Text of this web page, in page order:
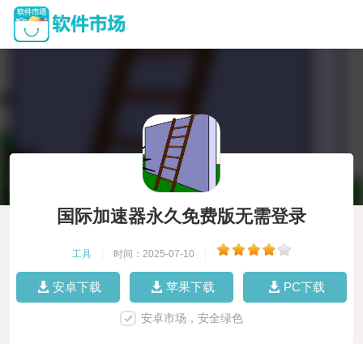
国际加速器永久免费版无需登录
工具 时间：2025-07-10
安卓下载 苹果下载 PC下载
安卓市场，安全绿色